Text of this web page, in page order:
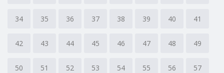
34 35 36 37 38 39 40 41
42 43 44 45 46 47 48 49
50 51 52 53 54 55 56 57